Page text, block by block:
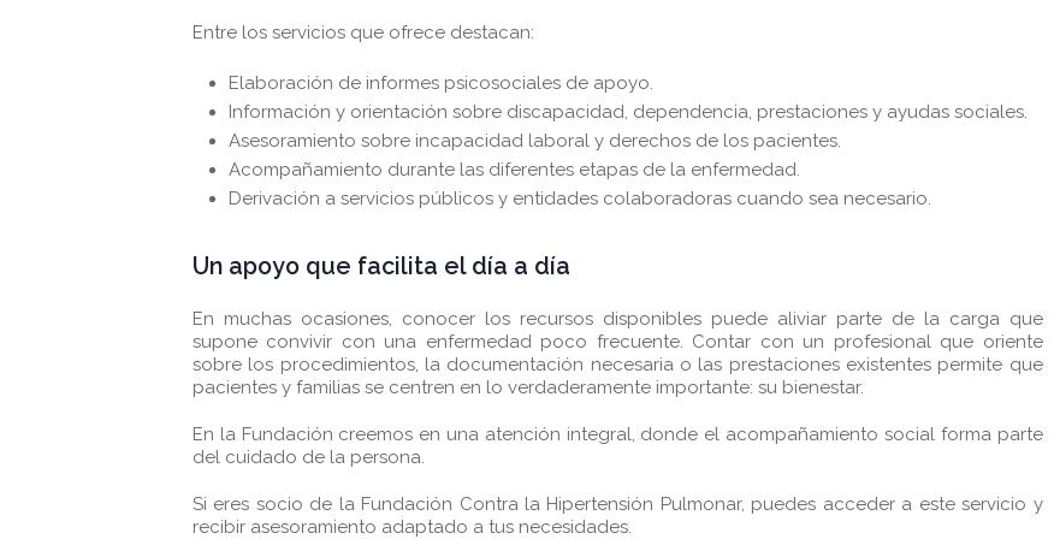
Entre los servicios que ofrece destacan:
Elaboración de informes psicosociales de apoyo.
Información y orientación sobre discapacidad, dependencia, prestaciones y ayudas sociales.
Asesoramiento sobre incapacidad laboral y derechos de los pacientes.
Acompañamiento durante las diferentes etapas de la enfermedad.
Derivación a servicios públicos y entidades colaboradoras cuando sea necesario.
Un apoyo que facilita el día a día
En muchas ocasiones, conocer los recursos disponibles puede aliviar parte de la carga que
supone convivir con una enfermedad poco frecuente. Contar con un profesional que oriente
sobre los procedimientos, la documentación necesaria o las prestaciones existentes permite que
pacientes y familias se centren en lo verdaderamente importante: su bienestar.
En la Fundación creemos en una atención integral, donde el acompañamiento social forma parte
del cuidado de la persona.
Si eres socio de la Fundación Contra la Hipertensión Pulmonar, puedes acceder a este servicio y
recibir asesoramiento adaptado a tus necesidades.